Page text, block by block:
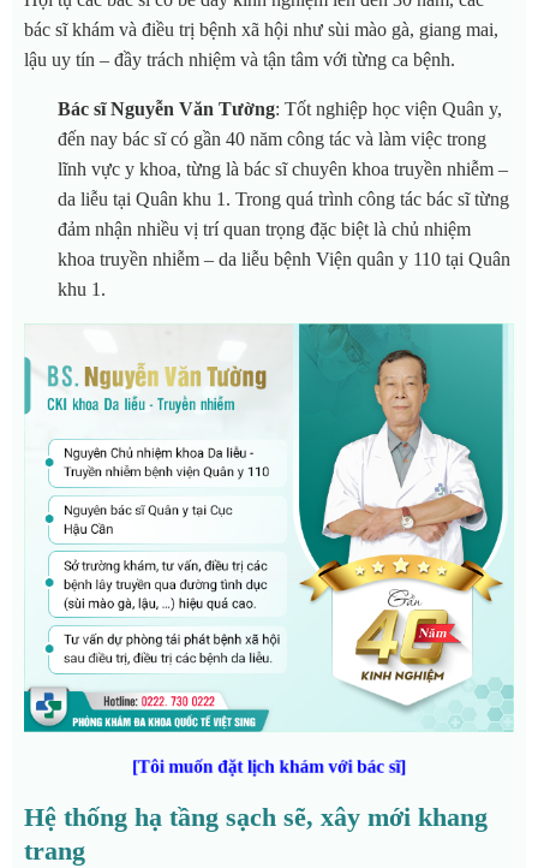
bác sĩ khám và điều trị bệnh xã hội như sùi mào gà, giang mai,
lậu uy tín – đầy trách nhiệm và tận tâm với từng ca bệnh.
Bác sĩ Nguyễn Văn Tường: Tốt nghiệp học viện Quân y,
đến nay bác sĩ có gần 40 năm công tác và làm việc trong
lĩnh vực y khoa, từng là bác sĩ chuyên khoa truyền nhiễm –
da liễu tại Quân khu 1. Trong quá trình công tác bác sĩ từng
đảm nhận nhiều vị trí quan trọng đặc biệt là chủ nhiệm
khoa truyền nhiễm – da liễu bệnh Viện quân y 110 tại Quân
khu 1.
[Tôi muốn đặt lịch khám với bác sĩ]
Hệ thống hạ tầng sạch sẽ, xây mới khang
trang